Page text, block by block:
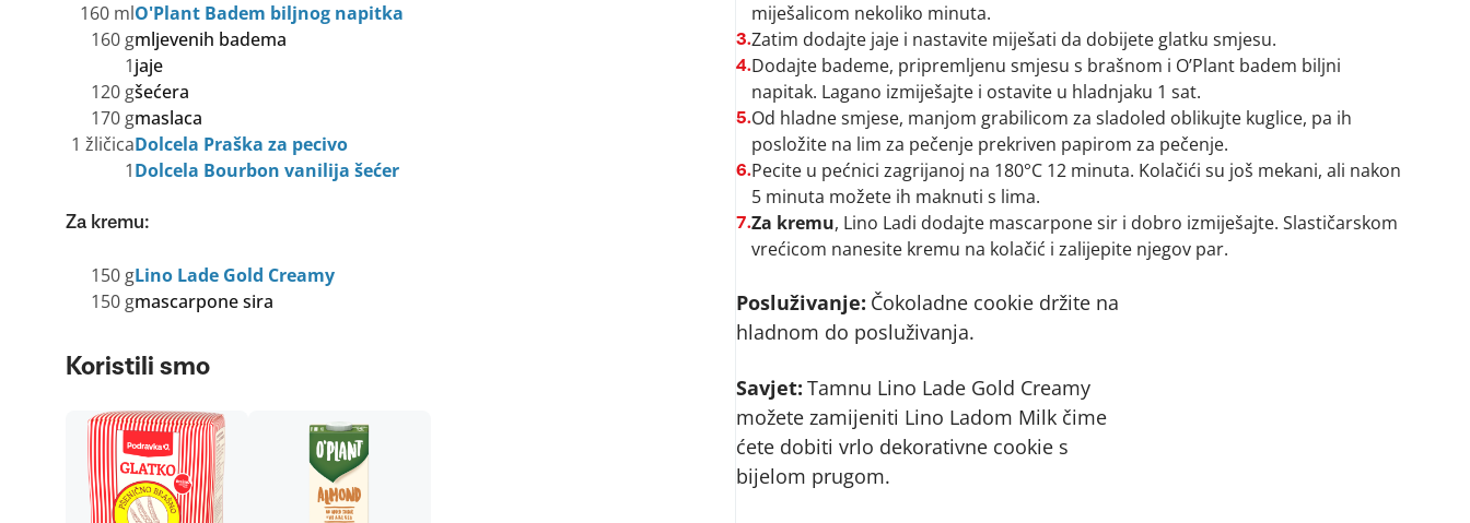
160 mlO'Plant Badem biljnog napitka
160 gmljevenih badema
1jaje
120 gšećera
170 gmaslaca
1 žličicaDolcela Praška za pecivo
1Dolcela Bourbon vanilija šećer
Za kremu:
150 gLino Lade Gold Creamy
150 gmascarpone sira
Koristili smo
miješalicom nekoliko minuta.
3.Zatim dodajte jaje i nastavite miješati da dobijete glatku smjesu.
4.Dodajte bademe, pripremljenu smjesu s brašnom i O’Plant badem biljni
napitak. Lagano izmiješajte i ostavite u hladnjaku 1 sat.
5.Od hladne smjese, manjom grabilicom za sladoled oblikujte kuglice, pa ih
posložite na lim za pečenje prekriven papirom za pečenje.
6.Pecite u pećnici zagrijanoj na 180°C 12 minuta. Kolačići su još mekani, ali nakon
5 minuta možete ih maknuti s lima.
7.Za kremu, Lino Ladi dodajte mascarpone sir i dobro izmiješajte. Slastičarskom
vrećicom nanesite kremu na kolačić i zalijepite njegov par.
Posluživanje: Čokoladne cookie držite na
hladnom do posluživanja.
Savjet: Tamnu Lino Lade Gold Creamy
možete zamijeniti Lino Ladom Milk čime
ćete dobiti vrlo dekorativne cookie s
bijelom prugom.